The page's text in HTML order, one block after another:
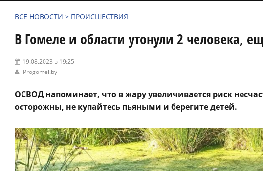
ВСЕ НОВОСТИ > ПРОИСШЕСТВИЯ
В Гомеле и области утонули 2 человека,
19.08.2023 в 19:25
Progomel.by
ОСВОД напоминает, что в жару увеличивается риск
осторожны, не купайтесь пьяными и берегите детей.